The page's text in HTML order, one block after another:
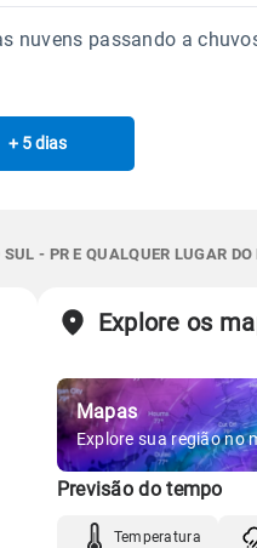
06:50h às 17:54h
Chuva
43.2mm
06:49h às 17:54h
Chuva
06:48h às 17:55h
Vento Umidade
nuvens passando a
ManhãTarde
1.4mm
Sol
+ 5 dias
- PR E QUALQUER LUGAR
Explore os
Mapas
Explore sua região no
Previsão do tempo
Temperatura